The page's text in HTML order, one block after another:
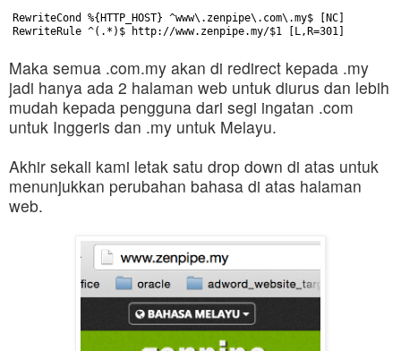
RewriteCond %{HTTP_HOST} ^www\.zenpipe\.com\.my$ [NC]
RewriteRule ^(.*)$ http://www.zenpipe.my/$1 [L,R=301]
Maka semua .com.my akan di redirect kepada .my
jadi hanya ada 2 halaman web untuk diurus dan lebih
mudah kepada pengguna dari segi ingatan .com
untuk Inggeris dan .my untuk Melayu.
Akhir sekali kami letak satu drop down di atas untuk
menunjukkan perubahan bahasa di atas halaman
web.